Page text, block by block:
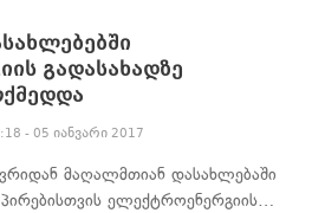
გადასახადზე
- 05 იანვარი 2017
მაღალმთიან დასახლებაში
ელექტროენერგიის…